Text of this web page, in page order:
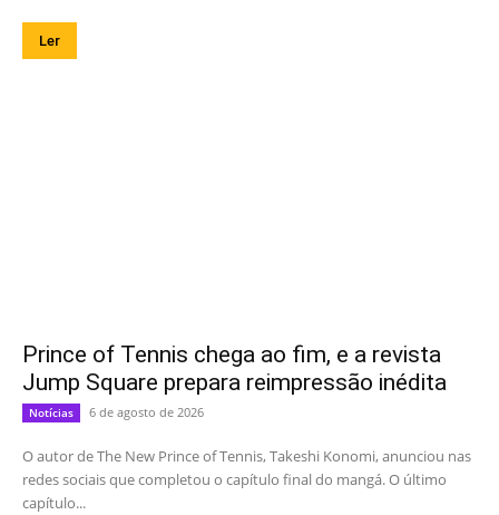
Ler
Prince of Tennis chega ao fim, e a revista
Jump Square prepara reimpressão inédita
Notícias 6 de agosto de 2026
O autor de The New Prince of Tennis, Takeshi Konomi, anunciou nas
redes sociais que completou o capítulo final do mangá. O último
capítulo...